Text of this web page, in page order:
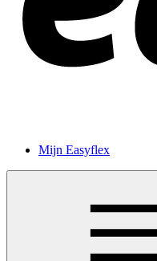
Mijn Easyflex